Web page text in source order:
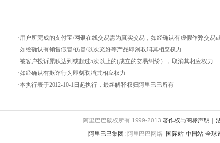
·用户所完成的支付宝/网银在线交易需为真实交易，如经确认有虚假作弊交
·如经确认有销售假冒/仿冒/以次充好等产品即刻取消其相应权力
·被客户投诉累积达到或超过5次以上的(成立的交易纠纷），取消其相应权力
·如经确认有欺诈行为即刻取消其相应权力
·本执行表于2012-10-1日起执行，最终解释权归阿里巴巴所有
阿里巴巴版权所有 1999-2013 著作权与商标声明
阿里巴巴集团 : 阿里巴巴网络 -国际站 中国站 全球